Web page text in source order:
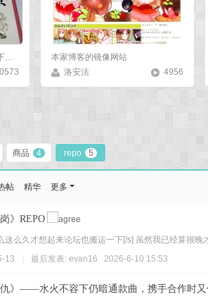
《甜蜜的世仇》——水火不容下仍暗通款曲，携手合作时又勾心斗角
本家博客的镜像网站
洛安法
4956
商品 4 repo 5
帖 精华 更多
》REPO
这么久才想起来论坛也搬运一下[/s] 虽然我已经算很晚
13 最后发表: evan16 2026-6-10 15:53
仇》——水火不容下仍暗通款曲，携手合作时又